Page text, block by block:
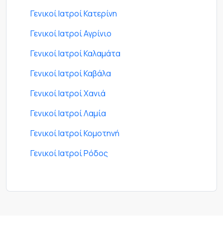
Γενικοί Ιατροί Κατερίνη
Γενικοί Ιατροί Αγρίνιο
Γενικοί Ιατροί Καλαμάτα
Γενικοί Ιατροί Καβάλα
Γενικοί Ιατροί Χανιά
Γενικοί Ιατροί Λαμία
Γενικοί Ιατροί Κομοτηνή
Γενικοί Ιατροί Ρόδος